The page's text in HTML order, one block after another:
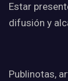
Estar
difusión y
Publinotas,